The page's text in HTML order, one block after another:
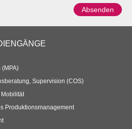
(MPA)
Supervision (COS)
Mobilität
Produktionsmanagement